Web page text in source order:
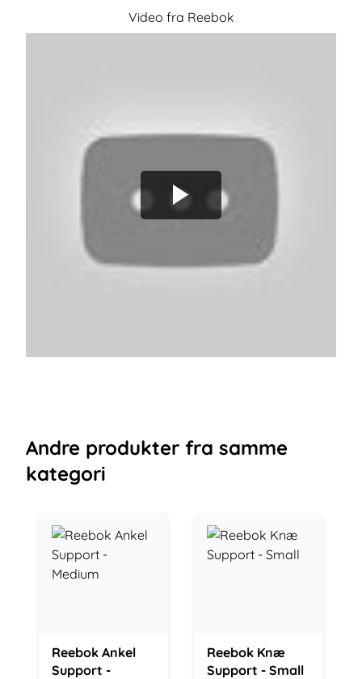
Video fra Reebok
Andre produkter fra samme
kategori
Reebok Ankel
Support -
Reebok Knæ
Support - Small